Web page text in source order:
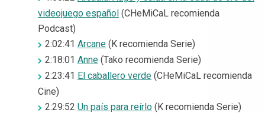
videojuego español (CHeMiCaL recomienda
Podcast)
2:02:41 Arcane (K recomienda Serie)
2:18:01 Anne (Tako recomienda Serie)
2:23:41 El caballero verde (CHeMiCaL recomienda
Cine)
2:29:52 Un país para reírlo (K recomienda Serie)